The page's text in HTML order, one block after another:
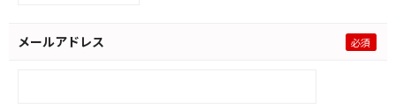
メールアドレス